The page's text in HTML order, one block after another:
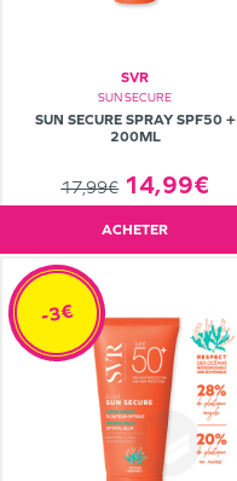
SVR
SUN SECURE
SUN SECURE SPRAY SPF50 +
200ML
17,99€ 14,99€
ACHETER
-3€